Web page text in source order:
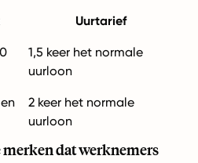
Uurtarief
1,5 keer het normale
uurloon
2 keer het normale
uurloon
dat werknemers